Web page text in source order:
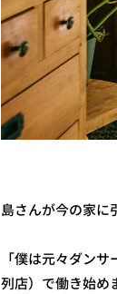
島さんが今の家に
「僕は元々ダン
列店）で働き始め